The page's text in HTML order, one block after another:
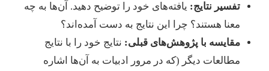
تفسیر نتایج:یافته‌های خود را توضیح دهید. آن‌ها به چه
معنا هستند؟ چرا این نتایج به دست آمده‌اند؟
مقایسه با پژوهش‌های قبلی:نتایج خود را با نتایج
مطالعات دیگر (که در مرور ادبیات به آن‌ها اشاره